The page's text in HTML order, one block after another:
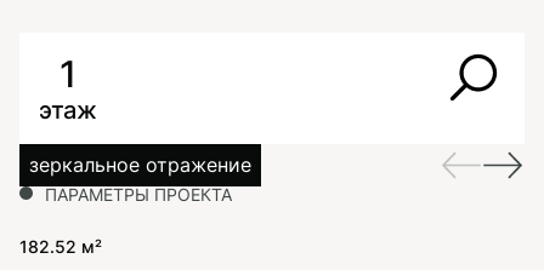
1
этаж
зеркальное отражение
ПАРАМЕТРЫ ПРОЕКТА
182.52 м²